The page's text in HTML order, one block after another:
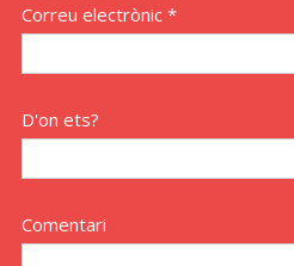
Correu electrònic *
D'on ets?
Comentari